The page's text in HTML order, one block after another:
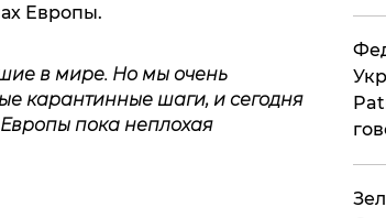
Европы.
в мире. Но мы очень
карантинные шаги, и сегодня
пока неплохая